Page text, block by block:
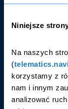
Niniejsze
Na naszych
(
korzystamy z
nam i innym
analizować
E-mail